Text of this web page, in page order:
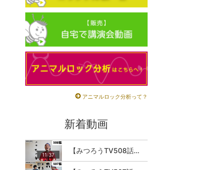
アニマルロック分析って？
新着動画
11:37 【みつろうTV508話】さとうみつろう『サトレル男塾』編④「“毎日”が変わります。楽しく」